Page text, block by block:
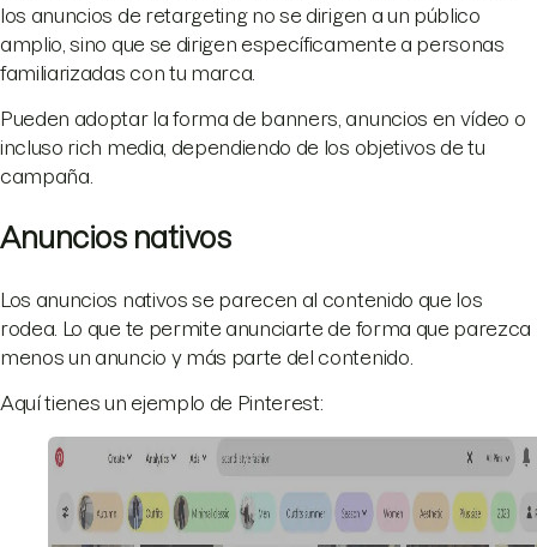
los anuncios de retargeting no se dirigen a un público
amplio, sino que se dirigen específicamente a personas
familiarizadas con tu marca.
Pueden adoptar la forma de banners, anuncios en vídeo o
incluso rich media, dependiendo de los objetivos de tu
campaña.
Anuncios nativos
Los anuncios nativos se parecen al contenido que los
rodea. Lo que te permite anunciarte de forma que parezca
menos un anuncio y más parte del contenido.
Aquí tienes un ejemplo de Pinterest: